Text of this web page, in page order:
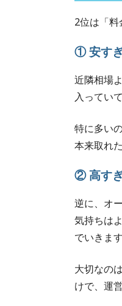
2位は「料
① 安す
近隣相場
入ってい
特に多いの
本来取れ
② 高す
逆に、オ
気持ちは
でいきます
大切なの
けで、運